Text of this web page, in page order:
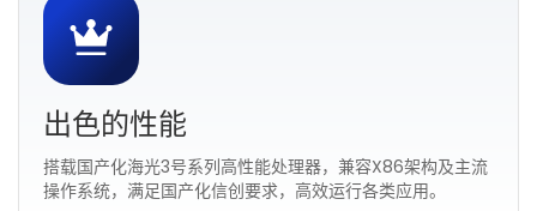
出色的性能
搭载国产化海光3号系列高性能处理器，兼容X86架构及主流
操作系统，满足国产化信创要求，高效运行各类应用。